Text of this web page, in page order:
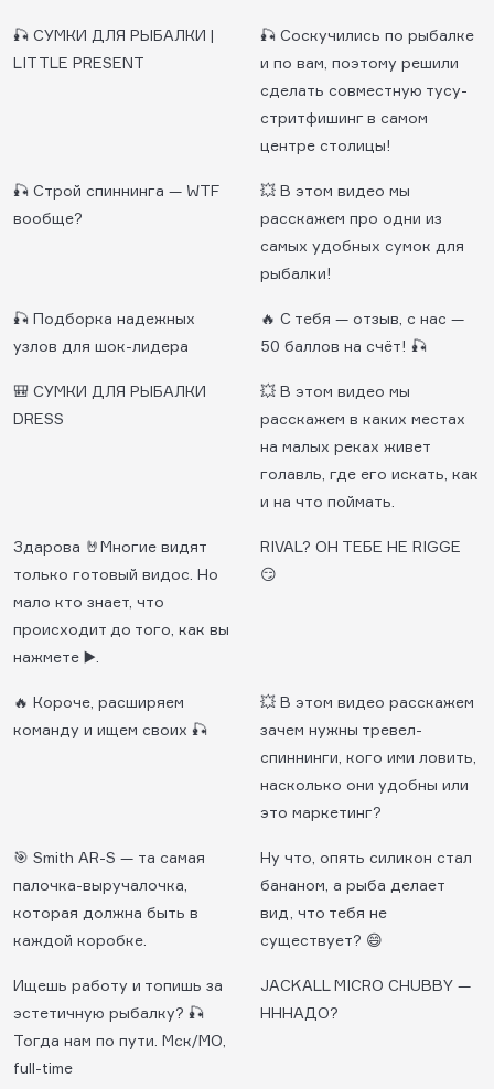
🎣 СУМКИ ДЛЯ РЫБАЛКИ |
LITTLE PRESENT
🎣 Соскучились по рыбалке
и по вам, поэтому решили
сделать совместную тусу-
стритфишинг в самом
центре столицы!
🎣 Строй спиннинга — WTF
вообще?
💥 В этом видео мы
расскажем про одни из
самых удобных сумок для
рыбалки!
🎣 Подборка надежных
узлов для шок-лидера
🔥 С тебя — отзыв, с нас —
50 баллов на счёт! 🎣
🎒 СУМКИ ДЛЯ РЫБАЛКИ
DRESS
💥 В этом видео мы
расскажем в каких местах
на малых реках живет
голавль, где его искать, как
и на что поймать.
Здарова 🤘Многие видят
только готовый видос. Но
мало кто знает, что
происходит до того, как вы
нажмете ▶️.
RIVAL? ОН ТЕБЕ НЕ RIGGE
😏
🔥 Короче, расширяем
команду и ищем своих 🎣
💥 В этом видео расскажем
зачем нужны тревел-
спиннинги, кого ими ловить,
насколько они удобны или
это маркетинг?
🎯 Smith AR-S — та самая
палочка-выручалочка,
которая должна быть в
каждой коробке.
Ну что, опять силикон стал
бананом, а рыба делает
вид, что тебя не
существует? 😄
Ищешь работу и топишь за
эстетичную рыбалку? 🎣
Тогда нам по пути. Мск/МО,
full-time
JACKALL MICRO CHUBBY —
НННАДО?